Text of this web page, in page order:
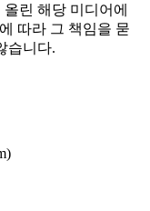
린 해당 미디어에
따라 그 책임을 묻
습니다.